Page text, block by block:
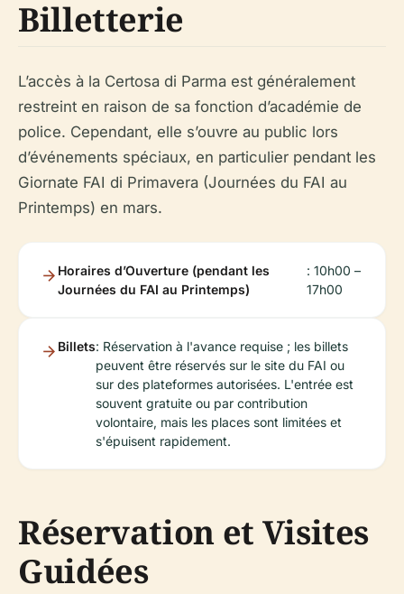
Billetterie
L’accès à la Certosa di Parma est généralement
restreint en raison de sa fonction d’académie de
police. Cependant, elle s’ouvre au public lors
d’événements spéciaux, en particulier pendant les
Giornate FAI di Primavera (Journées du FAI au
Printemps) en mars.
Horaires d’Ouverture (pendant les
Journées du FAI au Printemps)
: 10h00 –
17h00
Billets: Réservation à l'avance requise ; les billets
peuvent être réservés sur le site du FAI ou
sur des plateformes autorisées. L'entrée est
souvent gratuite ou par contribution
volontaire, mais les places sont limitées et
s'épuisent rapidement.
Réservation et Visites
Guidées